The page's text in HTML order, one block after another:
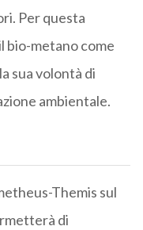
Per questa
bio-metano come
sua volontà di
ambientale.
Themis sul
di